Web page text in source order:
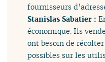
fournisseurs
Stanislas Sabatier :
économique. Ils
ont besoin de
possibles sur les